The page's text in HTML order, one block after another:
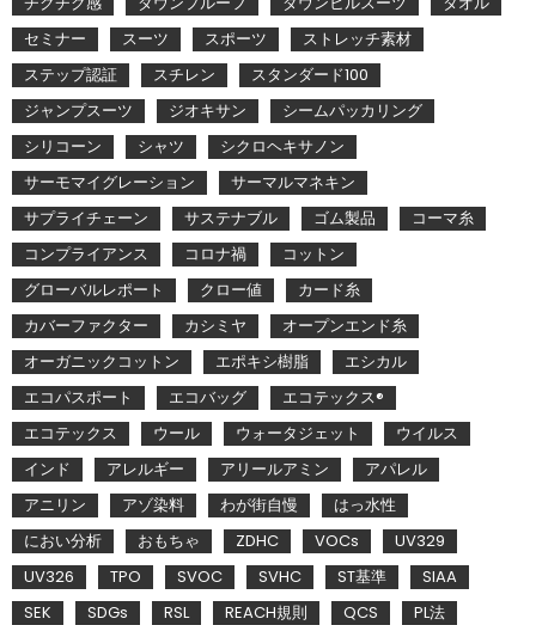
セミナー
スーツ スポーツ
ストレッチ素材
ステップ認証
スチレン
スタンダード100
ジャンプスーツ
ジオキサン
シームパッカリング
シリコーン
シャツ
シクロヘキサノン
サーモマイグレーション
サーマルマネキン
サプライチェーン
サステナブル ゴム製品
コーマ糸
コンプライアンス
コロナ禍
コットン
グローバルレポート
クロー値
カード糸
カバーファクター
カシミヤ
オープンエンド糸
オーガニックコットン
エポキシ樹脂
エシカル
エコパスポート
エコバッグ
エコテックス®
エコテックス
ウール ウォータジェット
ウイルス
インド
アレルギー アリールアミン
アパレル
アニリン
アゾ染料 わが街自慢
はっ水性
におい分析
おもちゃ ZDHC VOCs
UV329
UV326
TPO SVOC SVHC ST基準
SIAA
SEK
SDGs RSL REACH規則 QCS
PL法